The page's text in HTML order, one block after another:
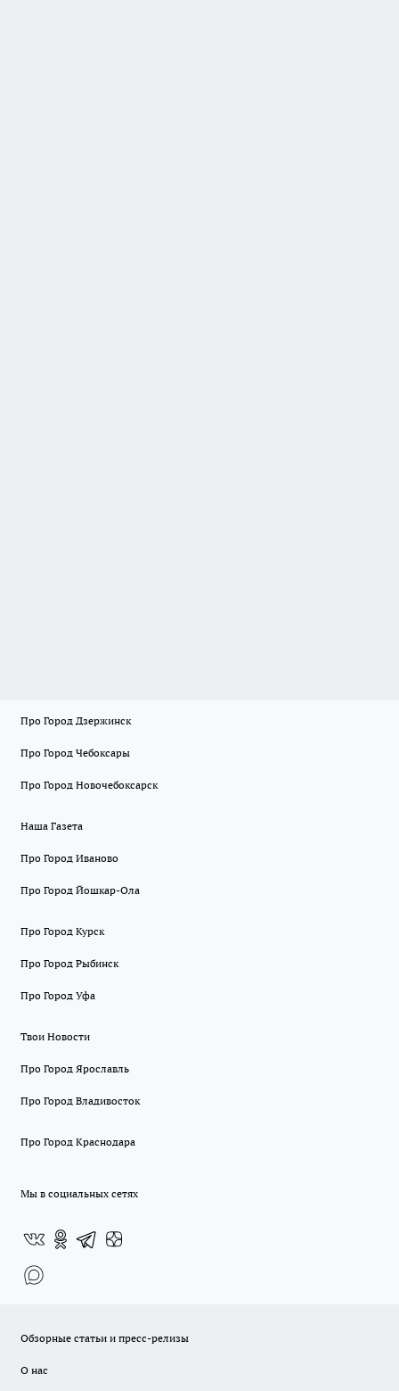
Про Город Дзержинск
Про Город Чебоксары
Про Город Новочебоксарск
Наша Газета
Про Город Иваново
Про Город Йошкар-Ола
Про Город Курск
Про Город Рыбинск
Про Город Уфа
Твои Новости
Про Город Ярославль
Про Город Владивосток
Про Город Краснодара
Мы в социальных сетях
Обзорные статьи и пресс-релизы
О нас